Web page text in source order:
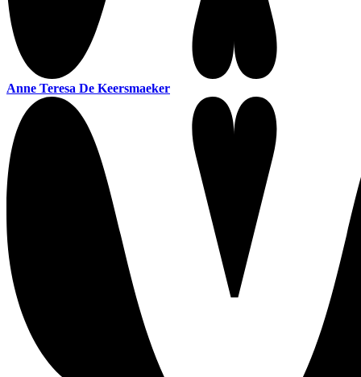
Anne Teresa De Keersmaeker